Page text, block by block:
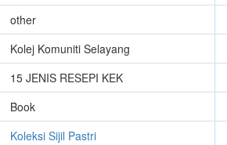
other
Kolej Komuniti Selayang
15 JENIS RESEPI KEK
Book
Koleksi Sijil Pastri